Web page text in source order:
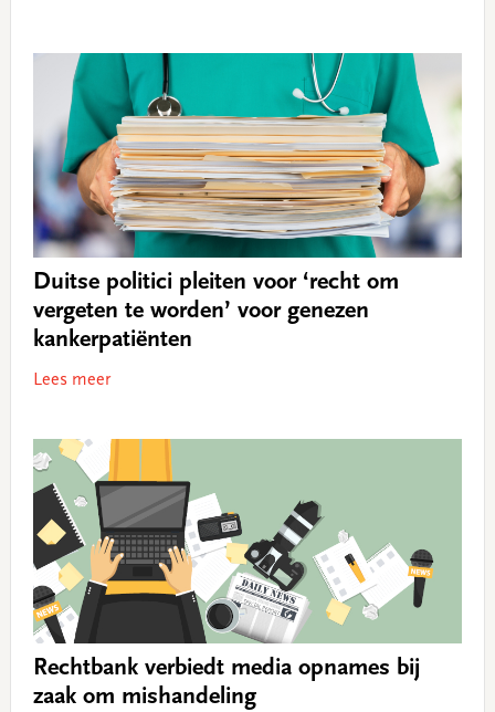
Duitse politici pleiten voor ‘recht om
vergeten te worden’ voor genezen
kankerpatiënten
Lees meer
Rechtbank verbiedt media opnames bij
zaak om mishandeling